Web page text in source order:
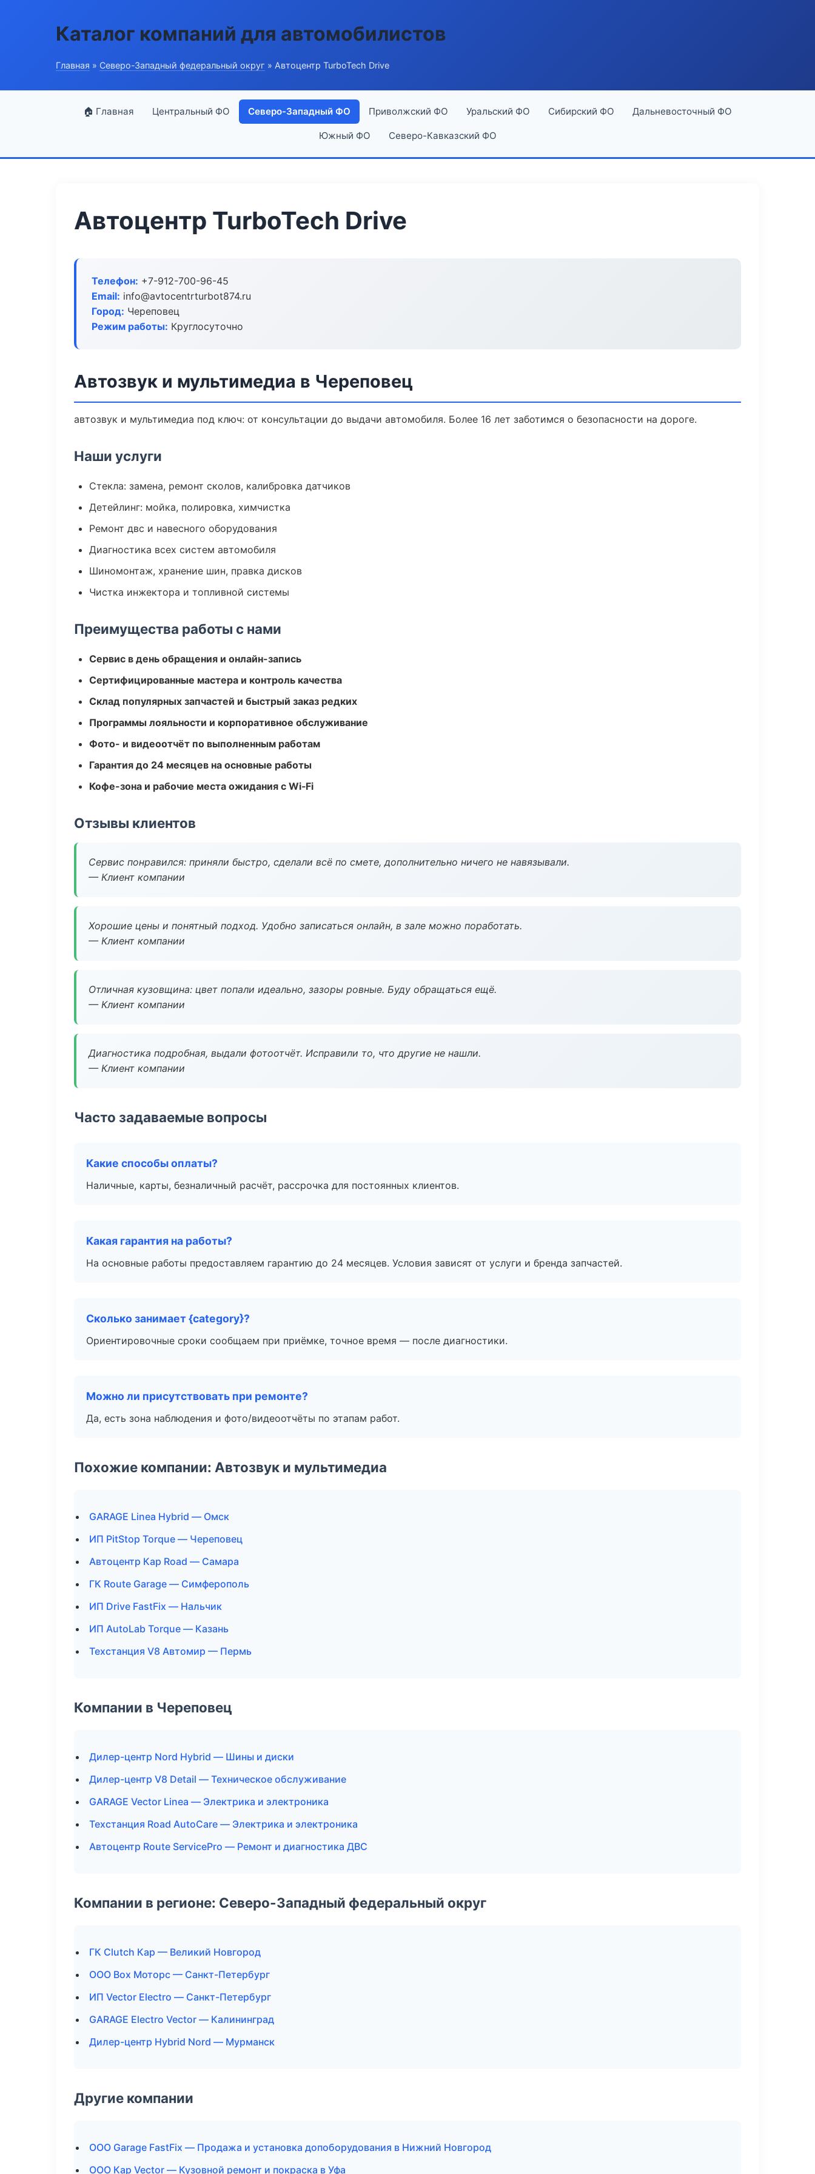
Каталог компаний для автомобилистов
Главная » Северо-Западный федеральный округ » Автоцентр TurboTech Drive
🏠 Главная Центральный ФО Северо-Западный ФО Приволжский ФО Уральский ФО Сибирский ФО Дальневосточный ФО
Южный ФО Северо-Кавказский ФО
Автоцентр TurboTech Drive
Телефон: +7-912-700-96-45
Email: info@avtocentrturbot874.ru
Город: Череповец
Режим работы: Круглосуточно
Автозвук и мультимедиа в Череповец
автозвук и мультимедиа под ключ: от консультации до выдачи автомобиля. Более 16 лет заботимся о безопасности на дороге.
Наши услуги
Стекла: замена, ремонт сколов, калибровка датчиков
Детейлинг: мойка, полировка, химчистка
Ремонт двс и навесного оборудования
Диагностика всех систем автомобиля
Шиномонтаж, хранение шин, правка дисков
Чистка инжектора и топливной системы
Преимущества работы с нами
Сервис в день обращения и онлайн-запись
Сертифицированные мастера и контроль качества
Склад популярных запчастей и быстрый заказ редких
Программы лояльности и корпоративное обслуживание
Фото- и видеоотчёт по выполненным работам
Гарантия до 24 месяцев на основные работы
Кофе-зона и рабочие места ожидания с Wi‑Fi
Отзывы клиентов
Сервис понравился: приняли быстро, сделали всё по смете, дополнительно ничего не навязывали.
— Клиент компании
Хорошие цены и понятный подход. Удобно записаться онлайн, в зале можно поработать.
— Клиент компании
Отличная кузовщина: цвет попали идеально, зазоры ровные. Буду обращаться ещё.
— Клиент компании
Диагностика подробная, выдали фотоотчёт. Исправили то, что другие не нашли.
— Клиент компании
Часто задаваемые вопросы
Какие способы оплаты?
Наличные, карты, безналичный расчёт, рассрочка для постоянных клиентов.
Какая гарантия на работы?
На основные работы предоставляем гарантию до 24 месяцев. Условия зависят от услуги и бренда запчастей.
Сколько занимает {category}?
Ориентировочные сроки сообщаем при приёмке, точное время — после диагностики.
Можно ли присутствовать при ремонте?
Да, есть зона наблюдения и фото/видеоотчёты по этапам работ.
Похожие компании: Автозвук и мультимедиа
GARAGE Linea Hybrid — Омск
ИП PitStop Torque — Череповец
Автоцентр Кар Road — Самара
ГК Route Garage — Симферополь
ИП Drive FastFix — Нальчик
ИП AutoLab Torque — Казань
Техстанция V8 Автомир — Пермь
Компании в Череповец
Дилер-центр Nord Hybrid — Шины и диски
Дилер-центр V8 Detail — Техническое обслуживание
GARAGE Vector Linea — Электрика и электроника
Техстанция Road AutoCare — Электрика и электроника
Автоцентр Route ServicePro — Ремонт и диагностика ДВС
Компании в регионе: Северо-Западный федеральный округ
ГК Clutch Кар — Великий Новгород
ООО Box Моторс — Санкт-Петербург
ИП Vector Electro — Санкт-Петербург
GARAGE Electro Vector — Калининград
Дилер-центр Hybrid Nord — Мурманск
Другие компании
ООО Garage FastFix — Продажа и установка допоборудования в Нижний Новгород
ООО Кар Vector — Кузовной ремонт и покраска в Уфа